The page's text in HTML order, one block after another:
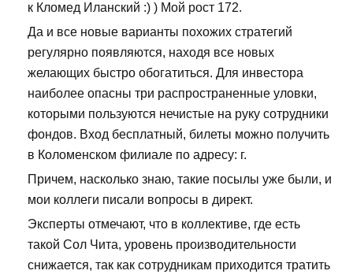
к Кломед Иланский :) ) Мой рост 172.
Да и все новые варианты похожих стратегий
регулярно появляются, находя все новых
желающих быстро обогатиться. Для инвестора
наиболее опасны три распространенные уловки,
которыми пользуются нечистые на руку сотрудники
фондов. Вход бесплатный, билеты можно получить
в Коломенском филиале по адресу: г.
Причем, насколько знаю, такие посылы уже были, и
мои коллеги писали вопросы в директ.
Эксперты отмечают, что в коллективе, где есть
такой Сол Чита, уровень производительности
снижается, так как сотрудникам приходится тратить